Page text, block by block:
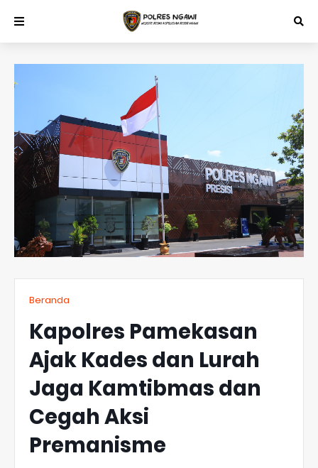
Beranda
Kapolres Pamekasan
Ajak Kades dan Lurah
Jaga Kamtibmas dan
Cegah Aksi
Premanisme